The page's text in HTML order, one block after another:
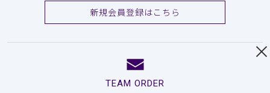
新規会員登録はこちら
TEAM ORDER